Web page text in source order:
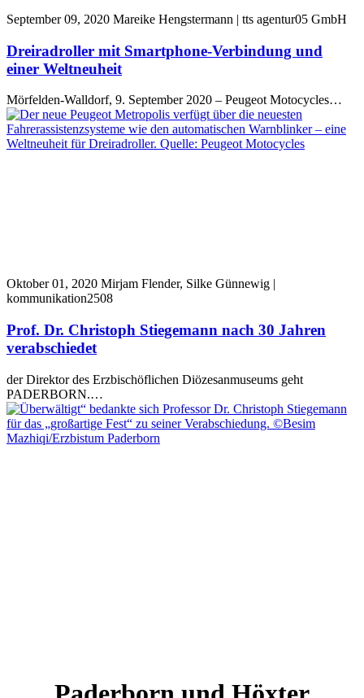
September 09, 2020 Mareike Hengstermann | tts agentur05 GmbH
Dreiradroller mit Smartphone-Verbindung und
einer Weltneuheit
Mörfelden-Walldorf, 9. September 2020 – Peugeot Motocycles…
Oktober 01, 2020 Mirjam Flender, Silke Günnewig |
kommunikation2508
Prof. Dr. Christoph Stiegemann nach 30 Jahren
verabschiedet
der Direktor des Erzbischöflichen Diözesanmuseums geht
PADERBORN.…